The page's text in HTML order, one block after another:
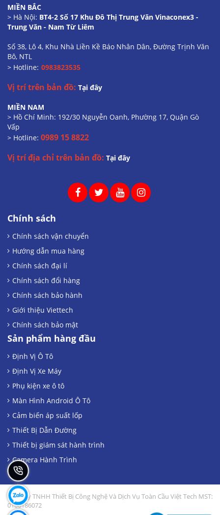
MIỀN BẮC
> Hà Nội: BT4-2 Số 17 Khu Đô Thị Trung Văn Vinaconex3 -
Trung Văn - Nam Từ Liêm
Số 38, Lô 4, Khu Nhà Liền Kề Báo Nhân Dân, Đường Trịnh Văn
Bô, NTL
> Hotline: 0983823535
Vị trí trên bản đồ: Tại đây
MIỀN NAM
> Hồ Chí Minh: 192/30 Nguyễn Oanh, Phường 17, Quận Gò
Vấp
> Hotline: 0989 15 8822
Vị trí địa chỉ trên bản đồ: Tại đây
Chính sách
Chính sách vận chuyển
Hướng dẫn mua hàng
Chính sách đại lí
Chính sách đổi hàng
Chính sách bảo hành
Giới thiệu Viettech
Chính sách bảo mật
Sản phẩm hàng đầu
Định Vị Ô Tô
Định Vị Xe Máy
Phụ kiện xe ô tô
Màn Hình Android Ô Tô
Cảm biến áp suất lốp
Thiết Bị Dẫn Đường
Thiết bị giám sát hành trình
Camera Hành Trình
Công Ty TNHH Thiết Bị Công Nghệ Và Dịch Vụ Toàn Cầu Việt Tech MST:
0106186072